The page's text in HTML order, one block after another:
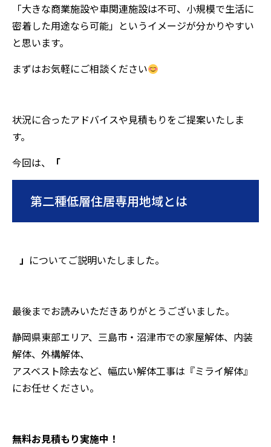
「大きな商業施設や車関連施設は不可、小規模で生活に
密着した用途なら可能」というイメージが分かりやすい
と思います。
まずはお気軽にご相談ください
状況に合ったアドバイスや見積もりをご提案いたしま
す。
今回は、
「
第二種低層住居専用地域とは
」 についてご説明いたしました。
最後までお読みいただきありがとうございました。
静岡県東部エリア、三島市・沼津市での家屋解体、内装
解体、外構解体、
アスベスト除去など、幅広い解体工事は『ミライ解体』
にお任せください。
無料お見積もり実施中！